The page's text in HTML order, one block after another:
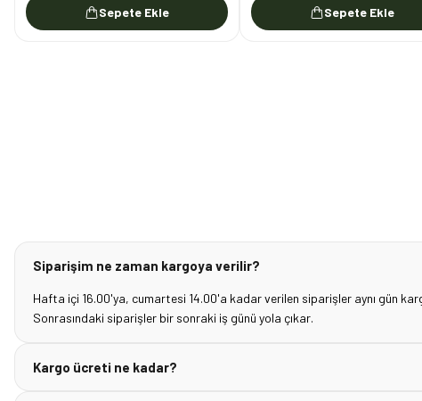
Sepete Ekle Sepete Ekle
Siparişim ne zaman kargoya verilir?
Hafta içi 16.00'ya, cumartesi 14.00'a kadar verilen siparişler aynı gün
Sonrasındaki siparişler bir sonraki iş günü yola çıkar.
Kargo ücreti ne kadar?